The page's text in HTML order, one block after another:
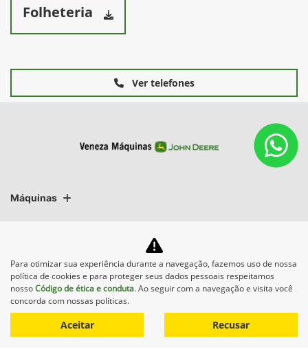
Folheteria
Ver telefones
Máquinas
Para otimizar sua experiência durante a navegação, fazemos uso de nossa
política de cookies e para proteger seus dados pessoais respeitamos
nossoCódigo de ética e conduta. Ao seguir com a navegação e visita você
concorda com nossas políticas.
Aceitar Recusar